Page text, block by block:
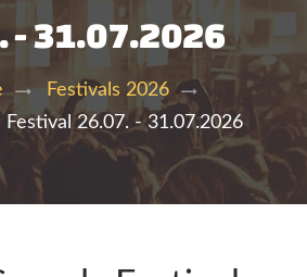
- 31.07.2026
Festivals 2026
Festival 26.07. - 31.07.2026